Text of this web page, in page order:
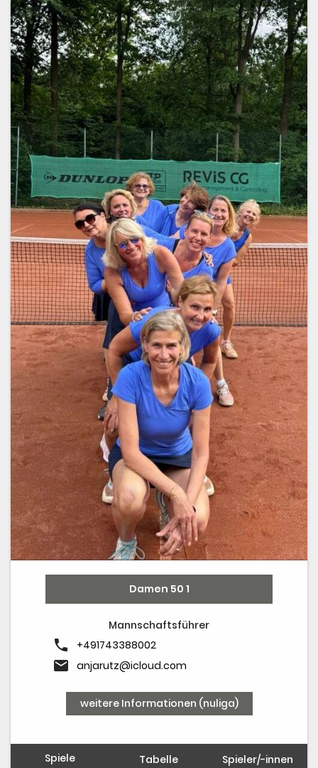
Damen 50 1
Mannschaftsführer
phone +491743388002
email anjarutz@icloud.com
weitere Informationen (nuliga)
Spiele Tabelle Spieler/-innen